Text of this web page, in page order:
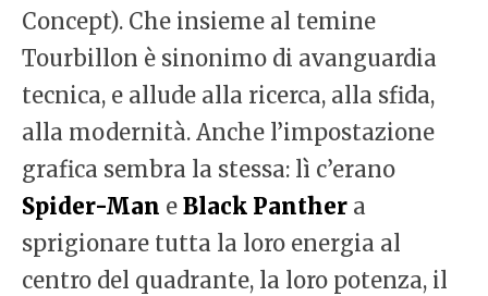
Concept). Che insieme al temine
Tourbillon è sinonimo di avanguardia
tecnica, e allude alla ricerca, alla sfida,
alla modernità. Anche l’impostazione
grafica sembra la stessa: lì c’erano
Spider-Man e Black Panther a
sprigionare tutta la loro energia al
centro del quadrante, la loro potenza, il